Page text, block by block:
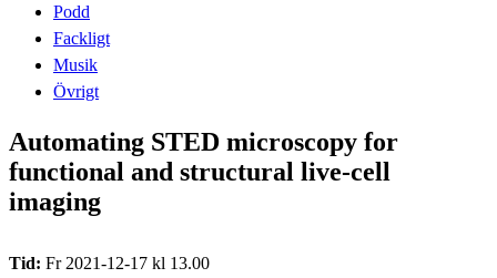
Podd
Fackligt
Musik
Övrigt
Automating STED microscopy for
functional and structural live-cell
imaging
Tid: Fr 2021-12-17 kl 13.00